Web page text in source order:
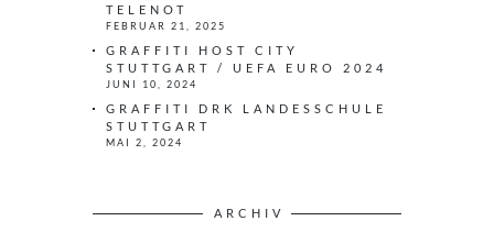
TELENOT
FEBRUAR 21, 2025
GRAFFITI HOST CITY
STUTTGART / UEFA EURO 2024
JUNI 10, 2024
GRAFFITI DRK LANDESSCHULE
STUTTGART
MAI 2, 2024
ARCHIV